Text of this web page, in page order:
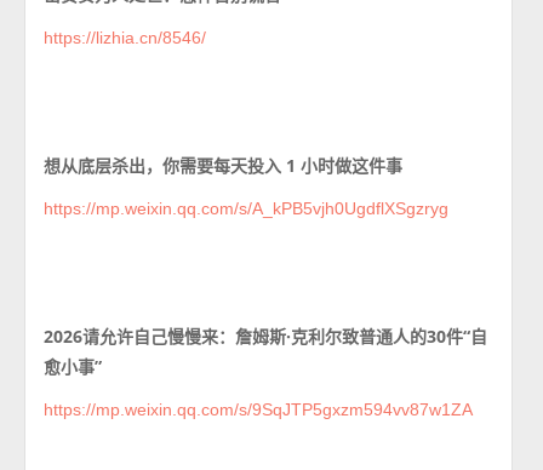
https://lizhia.cn/8546/
想从底层杀出，你需要每天投入 1 小时做这件事
https://mp.weixin.qq.com/s/A_kPB5vjh0UgdflXSgzryg
2026请允许自己慢慢来：詹姆斯·克利尔致普通人的30件“自
愈小事”
https://mp.weixin.qq.com/s/9SqJTP5gxzm594vv87w1ZA